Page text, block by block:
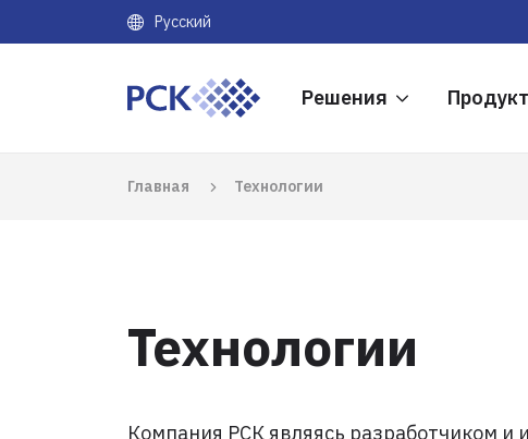
Русский
Решения
Главная Технологии
Технологии
Компания РСК являясь разработчиком и